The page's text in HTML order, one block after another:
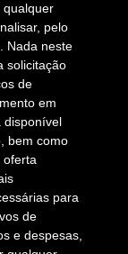
qualquer
pelo
Nada neste
solicitação
de
em
disponível
bem como
oferta
para
de
e despesas,